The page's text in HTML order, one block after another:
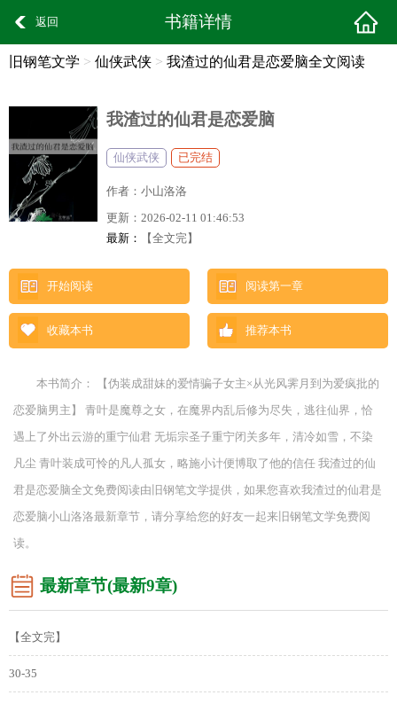
返回 书籍详情
旧钢笔文学 > 仙侠武侠 > 我渣过的仙君是恋爱脑全文阅读
我渣过的仙君是恋爱脑
仙侠武侠 已完结
作者： 小山洛洛
更新： 2026-02-11 01:46:53
最新：
【全文完】
开始阅读 阅读第一章
收藏本书 推荐本书
本书简介： 【伪装成甜妹的爱情骗子女主×从光风霁月到为爱疯批的
恋爱脑男主】 青叶是魔尊之女，在魔界内乱后修为尽失，逃往仙界，恰
遇上了外出云游的重宁仙君 无垢宗圣子重宁闭关多年，清冷如雪，不染
凡尘 青叶装成可怜的凡人孤女，略施小计便博取了他的信任 我渣过的仙
君是恋爱脑全文免费阅读由旧钢笔文学提供，如果您喜欢我渣过的仙君是
恋爱脑小山洛洛最新章节，请分享给您的好友一起来旧钢笔文学免费阅
读。
最新章节(最新9章)
【全文完】
30-35